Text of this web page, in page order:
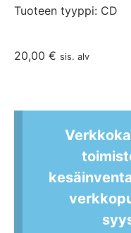
Tuoteen tyyppi: CD
20,00 € sis. alv